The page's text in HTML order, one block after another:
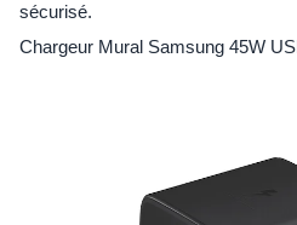
sécurisé.
Chargeur Mural Samsung 45W